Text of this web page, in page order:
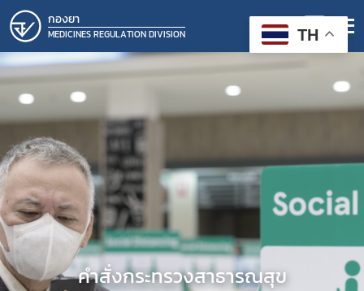
กองยา
MEDICINES REGULATION DIVISION
คำสั่งกระทรวงสาธารณสุข
TH